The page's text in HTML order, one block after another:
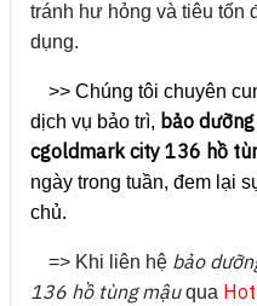
tránh hư hỏng và tiêu tốn
dụng.
>> Chúng tôi chuyên
dịch vụ bảo trì, bảo
cgoldmark city 136 hồ
ngày trong tuần, đem lại
chủ.
=> Khi liên hệ bảo
136 hồ tùng mậuqua